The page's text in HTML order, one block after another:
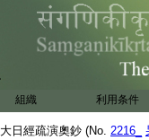
組織 利用条件
大日經疏演奧鈔 (No. 2216_
T2216_.59.0043c19:祠段
T2216_.59.0043c20:故云
T2216_.59.0043c21: 是祕
T2216_.59.0043c22:而釋
盡可
天類
T2216_.59.0043c25:有諸
T2216_.59.0043c26:業之
T2216_.59.0043c27:眞言